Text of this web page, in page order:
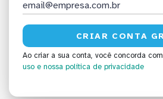
Ao criar a sua conta, você concorda com
uso e nossa política de privacidade